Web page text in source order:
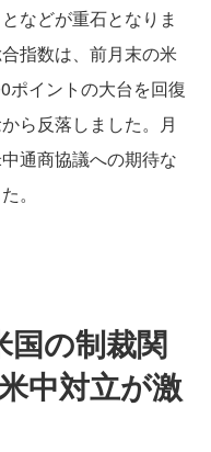
などが重石となりま
指数は、前月末の米
ポイントの大台を回復
ら反落しました。月
通商協議への期待な
。
国の制裁関
中対立が激